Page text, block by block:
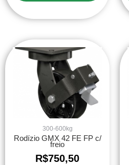
300-600kg
Rodízio GMX 42 FE FP c/
freio
R$750,50